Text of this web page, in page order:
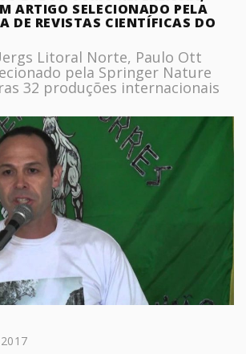
ARTIGO SELECIONADO PELA
DE REVISTAS CIENTÍFICAS DO
Litoral Norte, Paulo Ott
pela Springer Nature
32 produções internacionais